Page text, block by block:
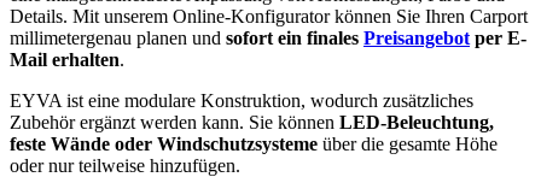
Details. Mit unserem Online-Konfigurator können Sie Ihren Carport
millimetergenau planen und sofort ein finales Preisangebot per E-
Mail erhalten.
EYVA ist eine modulare Konstruktion, wodurch zusätzliches
Zubehör ergänzt werden kann. Sie können LED-Beleuchtung,
feste Wände oder Windschutzsysteme über die gesamte Höhe
oder nur teilweise hinzufügen.